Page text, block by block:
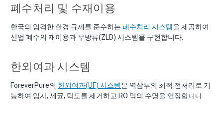
폐수처리 및 수재이용
한국의 엄격한 환경 규제를 준수하는 폐수처리 시스템을 제공하여
산업 폐수의 재이용과 무방류(ZLD) 시스템을 구현합니다.
한외여과 시스템
ForeverPure의 한외여과(UF) 시스템은 역삼투의 최적 전처리로 기
능하여 입자, 세균, 탁도를 제거하고 RO 막의 수명을 연장합니다.